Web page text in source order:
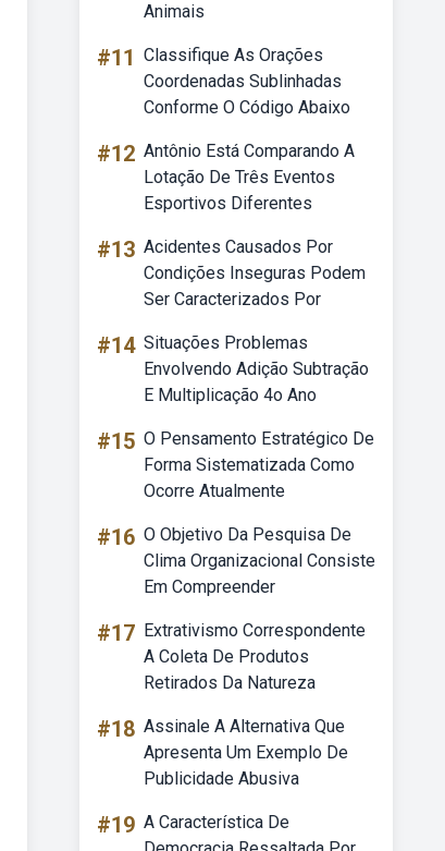
Animais
#11 Classifique As Orações
Coordenadas Sublinhadas
Conforme O Código Abaixo
#12 Antônio Está Comparando A
Lotação De Três Eventos
Esportivos Diferentes
#13 Acidentes Causados Por
Condições Inseguras Podem
Ser Caracterizados Por
#14 Situações Problemas
Envolvendo Adição Subtração
E Multiplicação 4o Ano
#15 O Pensamento Estratégico De
Forma Sistematizada Como
Ocorre Atualmente
#16 O Objetivo Da Pesquisa De
Clima Organizacional Consiste
Em Compreender
#17 Extrativismo Correspondente
A Coleta De Produtos
Retirados Da Natureza
#18 Assinale A Alternativa Que
Apresenta Um Exemplo De
Publicidade Abusiva
#19 A Característica De